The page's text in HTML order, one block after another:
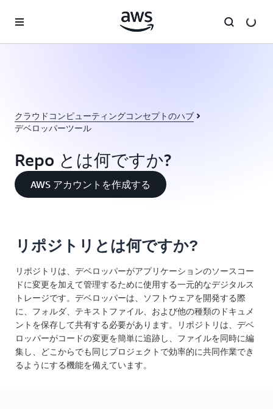
クラウドコンピューティングコンセプトのハブ
デベロッパーツール
Repo とは何ですか?
AWS アカウントを作成する
リポジトリとは何ですか?
リポジトリは、デベロッパーがアプリケーションのソースコー
ドに変更を加えて管理するために使用する一元的なデジタルス
トレージです。デベロッパーは、ソフトウェアを開発する際
に、フォルダ、テキストファイル、および他の種類のドキュメ
ントを保存して共有する必要があります。リポジトリは、デベ
ロッパーがコードの変更を簡単に追跡し、ファイルを同時に編
集し、どこからでも同じプロジェクトで効率的に共同作業でき
るようにする機能を備えています。